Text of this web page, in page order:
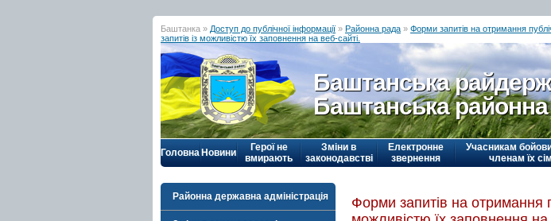
Баштанка » Доступ до публічної інформації » Районна рада » Форми запитів на отримання
запитів із можливістю їх заповнення на веб-сайті.
Баштанська
Баштанська
Головна Новини
Герої не
вмирають
Зміни в
законодавстві
Електронне
звернення
Учасникам
членам їх
Районна державна адміністрація
Форми запитів на отримання